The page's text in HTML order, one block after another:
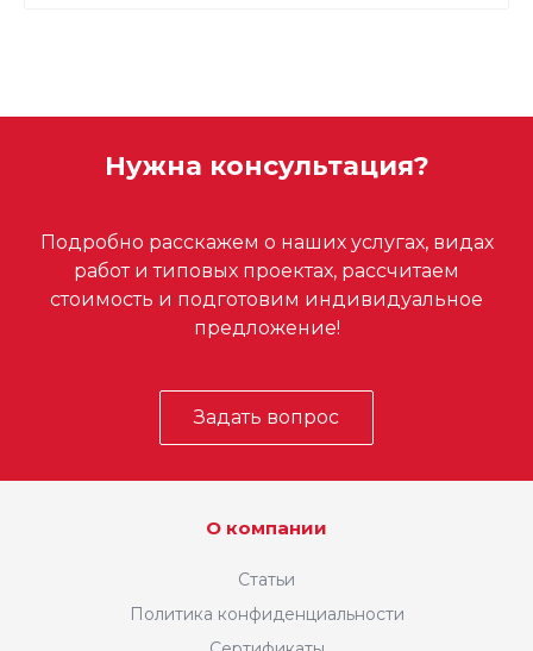
Нужна консультация?
Подробно расскажем о наших услугах, видах
работ и типовых проектах, рассчитаем
стоимость и подготовим индивидуальное
предложение!
Задать вопрос
О компании
Статьи
Политика конфиденциальности